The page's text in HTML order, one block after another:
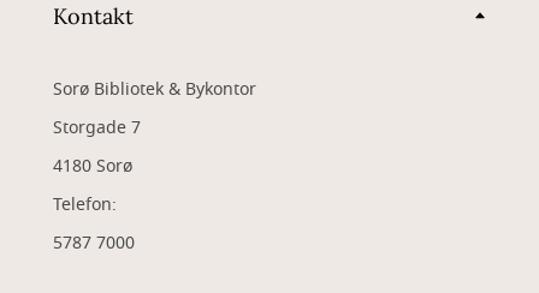
Kontakt
Sorø Bibliotek & Bykontor
Storgade 7
4180 Sorø
Telefon:
5787 7000